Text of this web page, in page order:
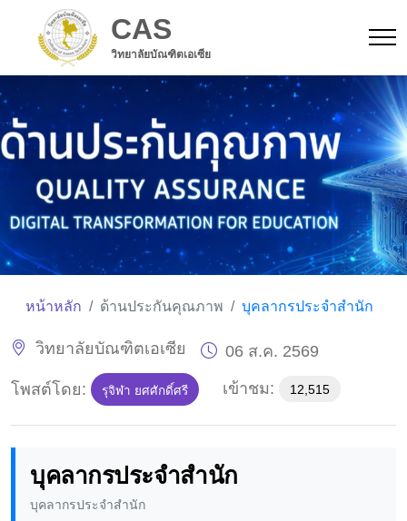
CAS
วิทยาลัยบัณฑิตเอเซีย
หน้าหลัก ด้านประกันคุณภาพ บุคลากรประจำสำนัก
วิทยาลัยบัณฑิตเอเซีย 06 ส.ค. 2569
โพสต์โดย: รุจิฬา ยศศักดิ์ศรี เข้าชม: 12,515
บุคลากรประจำสำนัก
บุคลากรประจำสำนัก